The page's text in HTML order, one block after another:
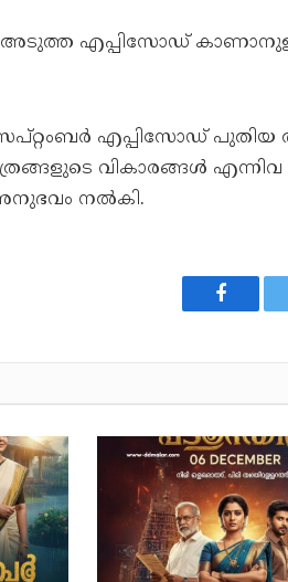
അടുത്ത എപ്പിസോഡ്
സെപ്റ്റംബർ എപ്പിസോഡ്
വികാരങ്ങൾ
നൽകി.